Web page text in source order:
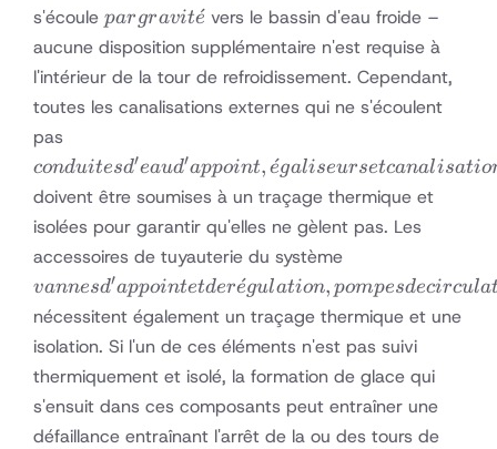
s'écoule par
gravité
pargravite
ˊ vers le bassin d'eau froide –
aucune disposition supplémentaire n'est requise à
l'intérieur de la tour de refroidissement. Cependant,
toutes les canalisations externes qui ne s'écoulent
pas
d'eau
d'appoint,
égaliseurs et
canalisations
montantes
conduitesd′eaud′appoint, e
ˊgaliseursetcanalisatio
doivent être soumises à un traçage thermique et
isolées pour garantir qu'elles ne gèlent pas. Les
accessoires de tuyauterie du système
d'appoint
et de
régulation,
pompes de
circulation
d'eau et
ensembles
vannesd′appointetdere
ˊgulation, pompesdecircula
nécessitent également un traçage thermique et une
isolation. Si l'un de ces éléments n'est pas suivi
thermiquement et isolé, la formation de glace qui
s'ensuit dans ces composants peut entraîner une
défaillance entraînant l'arrêt de la ou des tours de